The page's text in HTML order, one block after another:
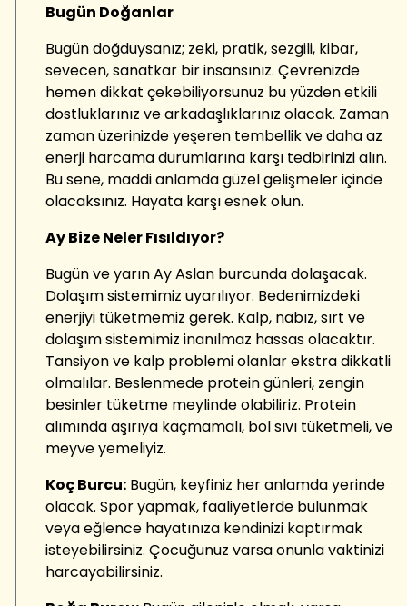
Bugün Doğanlar
Bugün doğduysanız; zeki, pratik, sezgili, kibar,
sevecen, sanatkar bir insansınız. Çevrenizde
hemen dikkat çekebiliyorsunuz bu yüzden etkili
dostluklarınız ve arkadaşlıklarınız olacak. Zaman
zaman üzerinizde yeşeren tembellik ve daha az
enerji harcama durumlarına karşı tedbirinizi alın.
Bu sene, maddi anlamda güzel gelişmeler içinde
olacaksınız. Hayata karşı esnek olun.
Ay Bize Neler Fısıldıyor?
Bugün ve yarın Ay Aslan burcunda dolaşacak.
Dolaşım sistemimiz uyarılıyor. Bedenimizdeki
enerjiyi tüketmemiz gerek. Kalp, nabız, sırt ve
dolaşım sistemimiz inanılmaz hassas olacaktır.
Tansiyon ve kalp problemi olanlar ekstra dikkatli
olmalılar. Beslenmede protein günleri, zengin
besinler tüketme meylinde olabiliriz. Protein
alımında aşırıya kaçmamalı, bol sıvı tüketmeli, ve
meyve yemeliyiz.
Koç Burcu: Bugün, keyfiniz her anlamda yerinde
olacak. Spor yapmak, faaliyetlerde bulunmak
veya eğlence hayatınıza kendinizi kaptırmak
isteyebilirsiniz. Çocuğunuz varsa onunla vaktinizi
harcayabilirsiniz.